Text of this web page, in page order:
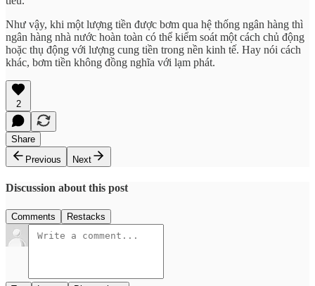
Như vậy, khi một lượng tiền được bơm qua hệ thống ngân hàng thì
ngân hàng nhà nước hoàn toàn có thể kiểm soát một cách chủ động
hoặc thụ động với lượng cung tiền trong nền kinh tế. Hay nói cách
khác, bơm tiền không đồng nghĩa với lạm phát.
2
Share
Previous
Next
Discussion about this post
Comments Restacks